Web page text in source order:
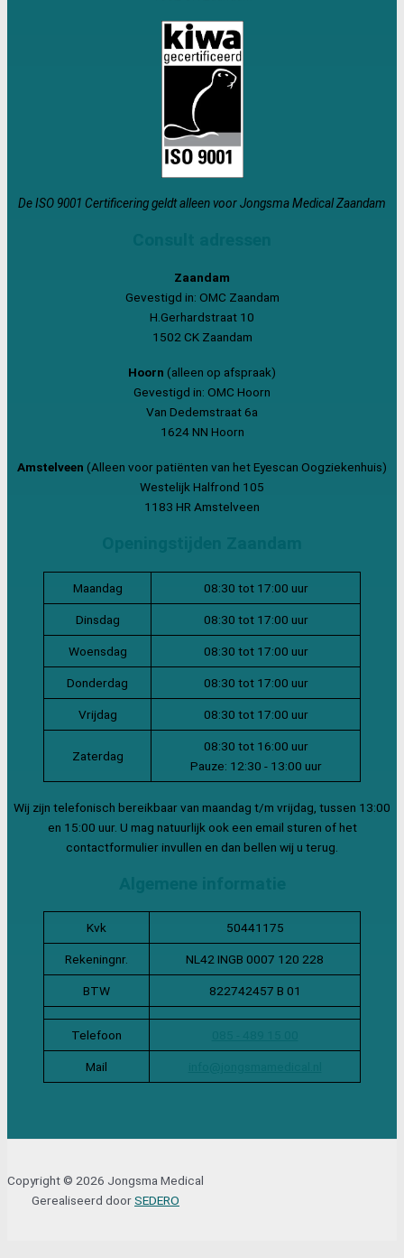
De ISO 9001 Certificering geldt alleen voor Jongsma Medical Zaandam
Zaandam
Gevestigd in: OMC Zaandam
H.Gerhardstraat 10
1502 CK Zaandam
Hoorn (alleen op afspraak)
Gevestigd in: OMC Hoorn
Van Dedemstraat 6a
1624 NN Hoorn
Amstelveen (Alleen voor patiënten van het Eyescan Oogziekenhuis)
Westelijk Halfrond 105
1183 HR Amstelveen
Maandag 08:30 tot 17:00 uur
Dinsdag 08:30 tot 17:00 uur
Woensdag 08:30 tot 17:00 uur
Donderdag 08:30 tot 17:00 uur
Vrijdag 08:30 tot 17:00 uur
Zaterdag
08:30 tot 16:00 uur
Pauze: 12:30 - 13:00 uur
Wij zijn telefonisch bereikbaar van maandag t/m vrijdag, tussen 13:00
en 15:00 uur. U mag natuurlijk ook een email sturen of het
contactformulier invullen en dan bellen wij u terug.
Kvk 50441175
Rekeningnr. NL42 INGB 0007 120 228
BTW 822742457 B 01
Telefoon
Mail
Copyright © 2026 Jongsma Medical
Gerealiseerd doorSEDERO